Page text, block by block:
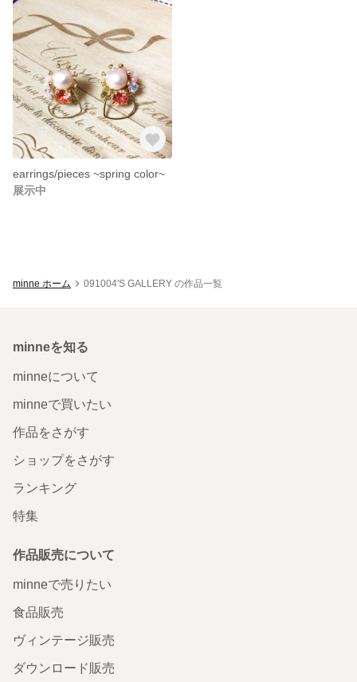
earrings/pieces ~spring color~
展示中
minne ホーム 091004'S GALLERY の作品一覧
minneを知る
minneについて
minneで買いたい
作品をさがす
ショップをさがす
ランキング
特集
作品販売について
minneで売りたい
食品販売
ヴィンテージ販売
ダウンロード販売